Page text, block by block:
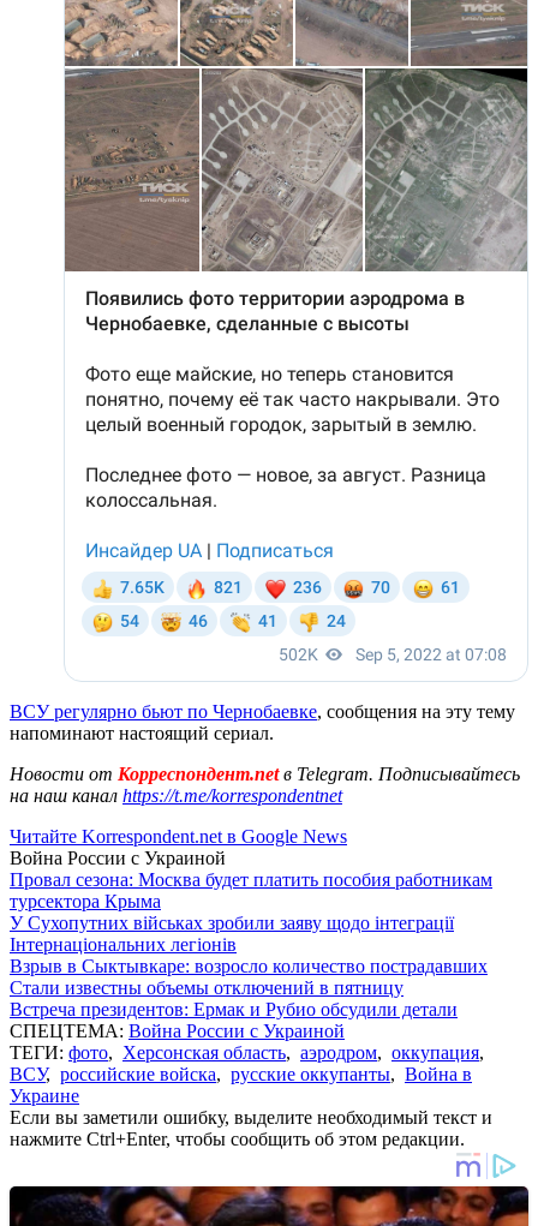
ВСУ регулярно бьют по Чернобаевке, сообщения на эту тему
напоминают настоящий сериал.
Новости от Корреспондент.netв Telegram. Подписывайтесь
на наш канал https://t.me/korrespondentnet
Читайте Korrespondent.net в Google News
Война России с Украиной
Провал сезона: Москва будет платить пособия работникам
турсектора Крыма
У Сухопутних військах зробили заяву щодо інтеграції
Інтернаціональних легіонів
Взрыв в Сыктывкаре: возросло количество пострадавших
Стали известны объемы отключений в пятницу
Встреча президентов: Ермак и Рубио обсудили детали
СПЕЦТЕМА: Война России с Украиной
ТЕГИ: фото, Херсонская область, аэродром, оккупация,
ВСУ, российские войска, русские оккупанты, Война в
Украине
Если вы заметили ошибку, выделите необходимый текст и
нажмите Ctrl+Enter, чтобы сообщить об этом редакции.